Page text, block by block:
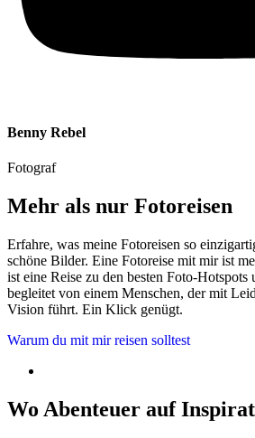
Benny Rebel
Fotograf
Mehr als nur Fotoreisen
Erfahre, was meine Fotoreisen so
schöne Bilder. Eine Fotoreise mit mir ist
ist eine Reise zu den besten Foto-Hotspots
begleitet von einem Menschen, der mit
Vision führt. Ein Klick genügt.
Warum du mit mir reisen solltest
Wo Abenteuer auf